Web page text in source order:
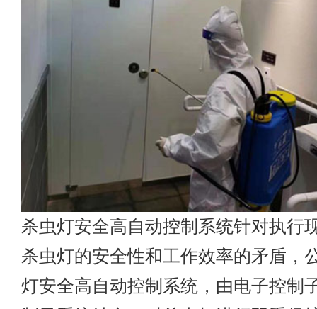
杀虫灯安全高自动控制系统针对执行
杀虫灯的安全性和工作效率的矛盾，
灯安全高自动控制系统，由电子控制